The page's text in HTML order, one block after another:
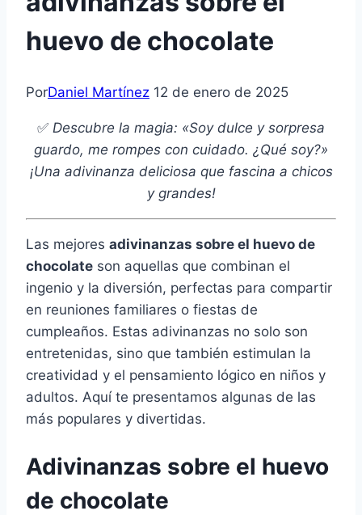
huevo de chocolate
PorDaniel Martínez 12 de enero de 2025
✅ Descubre la magia: «Soy dulce y sorpresa
guardo, me rompes con cuidado. ¿Qué soy?»
¡Una adivinanza deliciosa que fascina a chicos
y grandes!
Las mejores adivinanzas sobre el huevo de
chocolate son aquellas que combinan el
ingenio y la diversión, perfectas para compartir
en reuniones familiares o fiestas de
cumpleaños. Estas adivinanzas no solo son
entretenidas, sino que también estimulan la
creatividad y el pensamiento lógico en niños y
adultos. Aquí te presentamos algunas de las
más populares y divertidas.
Adivinanzas sobre el huevo
de chocolate